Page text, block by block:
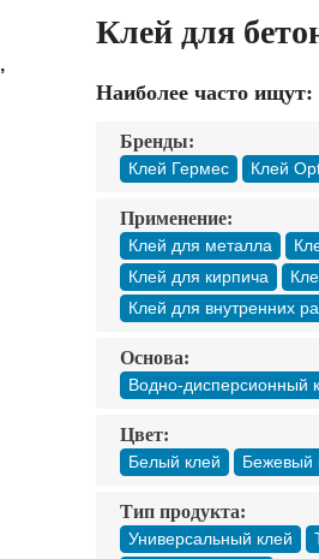
Клей для
Наиболее часто ищут:
Бренды:
Клей Гермес Клей
Применение:
Клей для металла
Клей для кирпича
Клей для внутренних
Основа:
Водно-дисперсионный
Цвет:
Белый клей Бежевый
Тип продукта:
Универсальный клей